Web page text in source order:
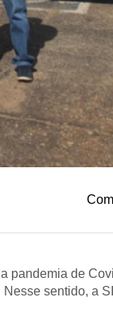
pandemia de
sentido, a